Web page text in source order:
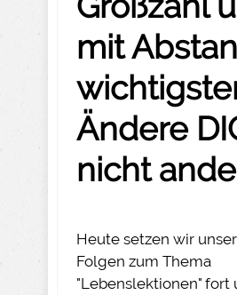
mit
Ändere
nicht
Heute setzen wir
Folgen zum Thema
"Lebenslektionen" fort